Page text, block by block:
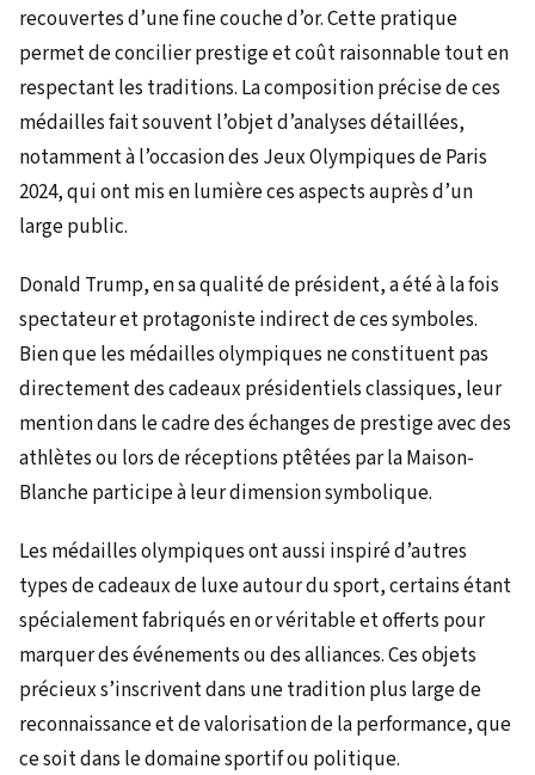
recouvertes d’une fine couche d’or. Cette pratique
permet de concilier prestige et coût raisonnable tout en
respectant les traditions. La composition précise de ces
médailles fait souvent l’objet d’analyses détaillées,
notamment à l’occasion des Jeux Olympiques de Paris
2024, qui ont mis en lumière ces aspects auprès d’un
large public.
Donald Trump, en sa qualité de président, a été à la fois
spectateur et protagoniste indirect de ces symboles.
Bien que les médailles olympiques ne constituent pas
directement des cadeaux présidentiels classiques, leur
mention dans le cadre des échanges de prestige avec des
athlètes ou lors de réceptions ptêtées par la Maison-
Blanche participe à leur dimension symbolique.
Les médailles olympiques ont aussi inspiré d’autres
types de cadeaux de luxe autour du sport, certains étant
spécialement fabriqués en or véritable et offerts pour
marquer des événements ou des alliances. Ces objets
précieux s’inscrivent dans une tradition plus large de
reconnaissance et de valorisation de la performance, que
ce soit dans le domaine sportif ou politique.